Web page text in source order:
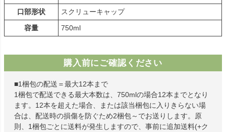
口部形状
スクリューキャップ
容量
750ml
購入前にご確認ください
■1梱包の配送＝最大12本まで
1梱包で配送できる最大本数は、750mlの場合12本までとなり
ます。12本を超えた場合、または該当梱包に入りきらない場
合は、配送時の損傷を防ぐため2梱包～でお送りします。原
則、1梱包ごとに送料が発生しますので、事前に追加送料(+ク